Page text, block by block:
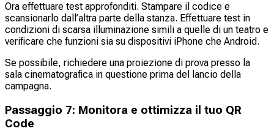
Ora effettuare test approfonditi. Stampare il codice e
scansionarlo dall’altra parte della stanza. Effettuare test in
condizioni di scarsa illuminazione simili a quelle di un teatro e
verificare che funzioni sia su dispositivi iPhone che Android.
Se possibile, richiedere una proiezione di prova presso la
sala cinematografica in questione prima del lancio della
campagna.
Passaggio 7: Monitora e ottimizza il tuo QR
Code